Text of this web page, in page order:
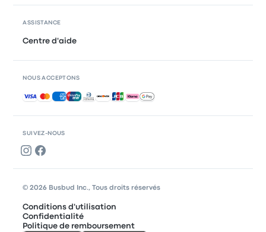
SUIVEZ-NOUS
ASSISTANCE
Centre d'aide
NOUS ACCEPTONS
Paiements acceptés
© 2026 Busbud Inc., Tous droits réservés
Conditions d'utilisation
Confidentialité
Politique de remboursement